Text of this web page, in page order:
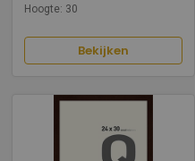
Hoogte: 30
Bekijken